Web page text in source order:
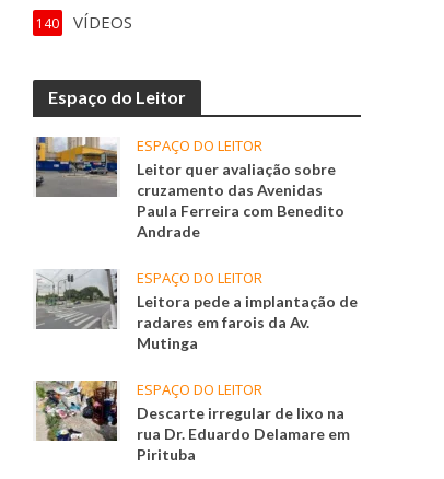
VÍDEOS
140
Espaço do Leitor
ESPAÇO DO LEITOR
Leitor quer avaliação sobre
cruzamento das Avenidas
Paula Ferreira com Benedito
Andrade
ESPAÇO DO LEITOR
Leitora pede a implantação de
radares em farois da Av.
Mutinga
ESPAÇO DO LEITOR
Descarte irregular de lixo na
rua Dr. Eduardo Delamare em
Pirituba